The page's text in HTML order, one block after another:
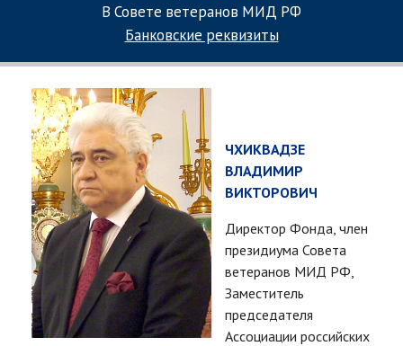
В Совете ветеранов МИД РФ
Банковские реквизиты
ЧХИКВАДЗЕ
ВЛАДИМИР
ВИКТОРОВИЧ
Директор Фонда, член
президиума Совета
ветеранов МИД РФ,
Заместитель
председателя
Ассоциации российских